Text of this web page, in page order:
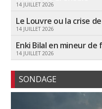
14 JUILLET 2026
Le Louvre ou la crise
14 JUILLET 2026
Enki Bilal en mineur de
14 JUILLET 2026
SONDAGE